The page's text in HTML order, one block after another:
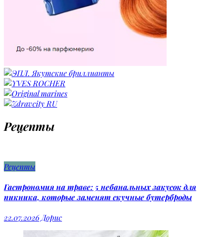
Рецепты
Рецепты
Гастрономия на траве: 5 небанальных закусок для
пикника, которые заменят скучные бутерброды
22.07.2026Дорис